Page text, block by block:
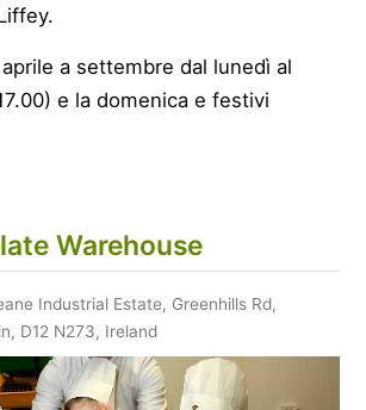
a settembre dal lunedì al
e la domenica e festivi
Warehouse
Industrial Estate, Greenhills Rd,
D12 N273, Ireland